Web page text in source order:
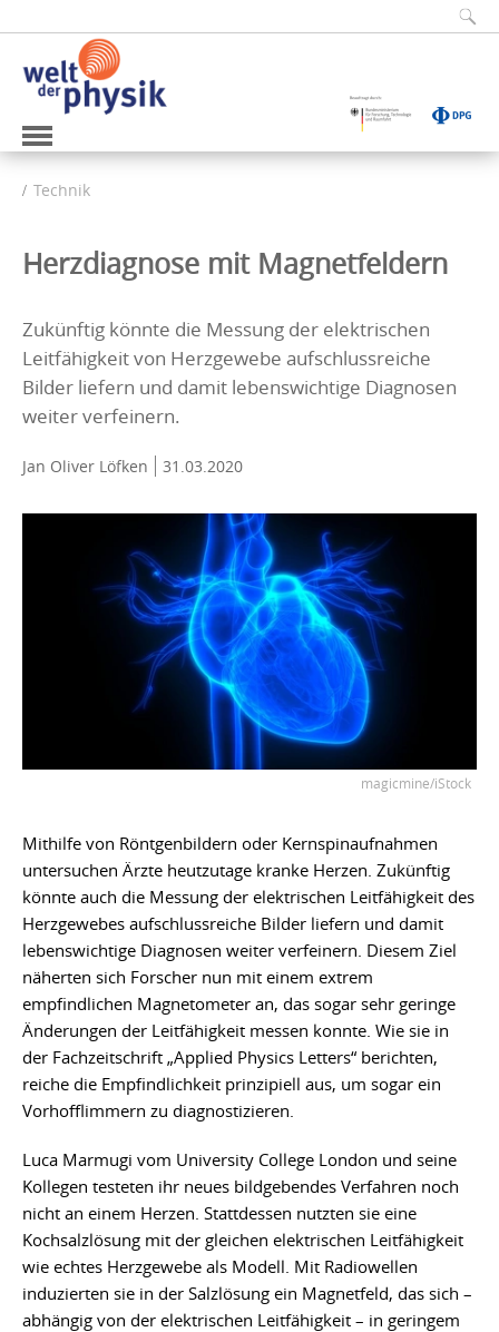
Technik
Herzdiagnose mit Magnetfeldern
Zukünftig könnte die Messung der elektrischen
Leitfähigkeit von Herzgewebe aufschlussreiche
Bilder liefern und damit lebenswichtige Diagnosen
weiter verfeinern.
Jan Oliver Löfken 31.03.2020
magicmine/iStock
Mithilfe von Röntgenbildern oder Kernspinaufnahmen
untersuchen Ärzte heutzutage kranke Herzen. Zukünftig
könnte auch die Messung der elektrischen Leitfähigkeit des
Herzgewebes aufschlussreiche Bilder liefern und damit
lebenswichtige Diagnosen weiter verfeinern. Diesem Ziel
näherten sich Forscher nun mit einem extrem
empfindlichen Magnetometer an, das sogar sehr geringe
Änderungen der Leitfähigkeit messen konnte. Wie sie in
der Fachzeitschrift „Applied Physics Letters“ berichten,
reiche die Empfindlichkeit prinzipiell aus, um sogar ein
Vorhofflimmern zu diagnostizieren.
Luca Marmugi vom University College London und seine
Kollegen testeten ihr neues bildgebendes Verfahren noch
nicht an einem Herzen. Stattdessen nutzten sie eine
Kochsalzlösung mit der gleichen elektrischen Leitfähigkeit
wie echtes Herzgewebe als Modell. Mit Radiowellen
induzierten sie in der Salzlösung ein Magnetfeld, das sich –
abhängig von der elektrischen Leitfähigkeit – in geringem